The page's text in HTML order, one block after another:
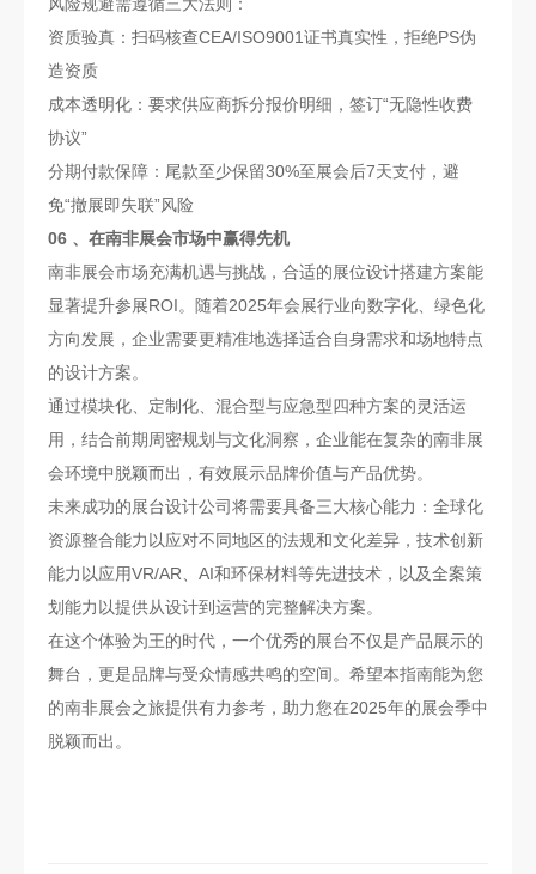
资质验真：扫码核查CEA/ISO9001证书真实性，拒绝PS伪
造资质
成本透明化：要求供应商拆分报价明细，签订“无隐性收费
协议”
分期付款保障：尾款至少保留30%至展会后7天支付，避
免“撤展即失联”风险
06 、在南非展会市场中赢得先机
南非展会市场充满机遇与挑战，合适的展位设计搭建方案能
显著提升参展ROI。随着2025年会展行业向数字化、绿色化
方向发展，企业需要更精准地选择适合自身需求和场地特点
的设计方案。
通过模块化、定制化、混合型与应急型四种方案的灵活运
用，结合前期周密规划与文化洞察，企业能在复杂的南非展
会环境中脱颖而出，有效展示品牌价值与产品优势。
未来成功的展台设计公司将需要具备三大核心能力：全球化
资源整合能力以应对不同地区的法规和文化差异，技术创新
能力以应用VR/AR、AI和环保材料等先进技术，以及全案策
划能力以提供从设计到运营的完整解决方案。
在这个体验为王的时代，一个优秀的展台不仅是产品展示的
舞台，更是品牌与受众情感共鸣的空间。希望本指南能为您
的南非展会之旅提供有力参考，助力您在2025年的展会季中
脱颖而出。